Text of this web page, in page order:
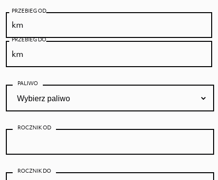
PRZEBIEG OD
PRZEBIEG DO
PALIWO
ROCZNIK OD
ROCZNIK DO
WIADOMOŚĆ